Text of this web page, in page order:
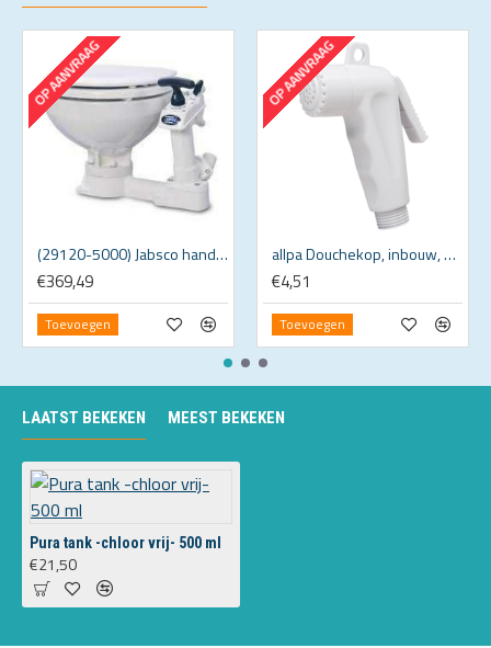
OP AANVRAAG
(29120-5000) Jabsco handbediend Twist'n Lock toilet
€369,49
Toevoegen
OP AANVRAAG
allpa Douchekop, inbouw, wit kunststof (past in inbouwkastje 484245)
€4,51
Toevoegen
LAATST BEKEKEN MEEST BEKEKEN
Pura tank -chloor vrij- 500 ml
€21,50